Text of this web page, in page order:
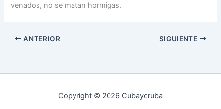
venados, no se matan hormigas.
ANTERIOR SIGUIENTE
Copyright © 2026 Cubayoruba